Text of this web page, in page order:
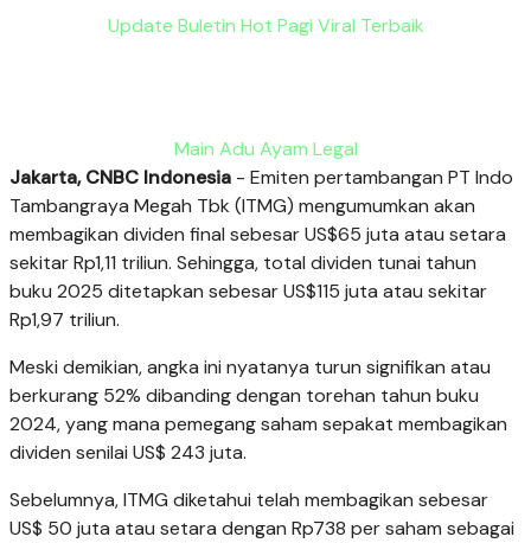
Update Buletin Hot Pagi Viral Terbaik
Main Adu Ayam Legal
Jakarta, CNBC Indonesia - Emiten pertambangan PT Indo
Tambangraya Megah Tbk (ITMG) mengumumkan akan
membagikan dividen final sebesar US$65 juta atau setara
sekitar Rp1,11 triliun. Sehingga, total dividen tunai tahun
buku 2025 ditetapkan sebesar US$115 juta atau sekitar
Rp1,97 triliun.
Meski demikian, angka ini nyatanya turun signifikan atau
berkurang 52% dibanding dengan torehan tahun buku
2024, yang mana pemegang saham sepakat membagikan
dividen senilai US$ 243 juta.
Sebelumnya, ITMG diketahui telah membagikan sebesar
US$ 50 juta atau setara dengan Rp738 per saham sebagai